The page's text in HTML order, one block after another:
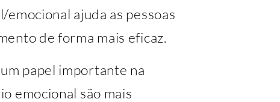
ajuda as pessoas
de forma mais eficaz.
papel importante na
emocional são mais